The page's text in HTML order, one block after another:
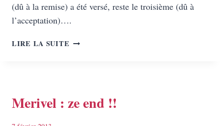
(dû à la remise) a été versé, reste le troisième (dû à
l’acceptation)….
LIRE LA SUITE A
Merivel : ze end !!